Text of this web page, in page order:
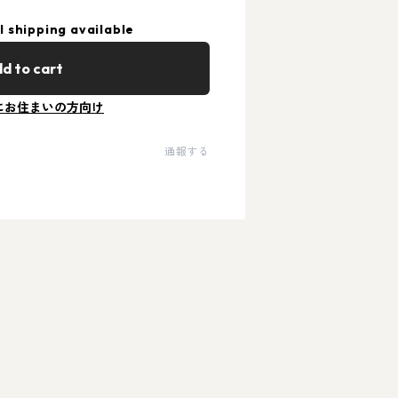
shipping available
to cart
お住まいの方向け
通報する